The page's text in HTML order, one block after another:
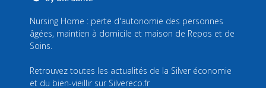
Nursing Home : perte d'autonomie des personnes
âgées, maintien à domicile et maison de Repos et de
Soins.
Retrouvez toutes les actualités de la Silver économie
et du bien-vieillir sur Silvereco.fr